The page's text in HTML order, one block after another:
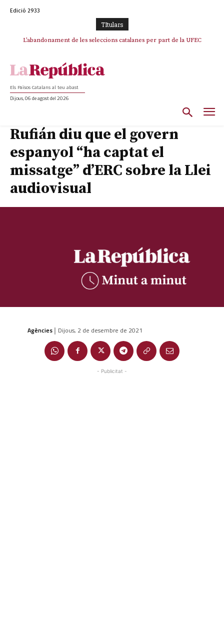
Edició 2933
TItulars
L’abandonament de les seleccions catalanes per part de la UFEC
Els Països Catalans al teu abast
Dijous, 06 de agost del 2026
Rufián diu que el govern
espanyol “ha captat el
missatge” d’ERC sobre la Llei
audiovisual
Agències | Dijous, 2 de desembre de 2021
- Publicitat -